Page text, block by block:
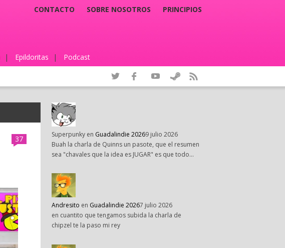
CONTACTO SOBRE NOSOTROS PRINCIPIOS
| Epildoritas | Podcast
37 Superpunky en Guadalindie 20269 julio 2026
Buah la charla de Quinns un pasote, que el resumen
sea "chavales que la idea es JUGAR" es que todo…
Andresito en Guadalindie 20267 julio 2026
en cuantito que tengamos subida la charla de
chipzel te la paso mi rey